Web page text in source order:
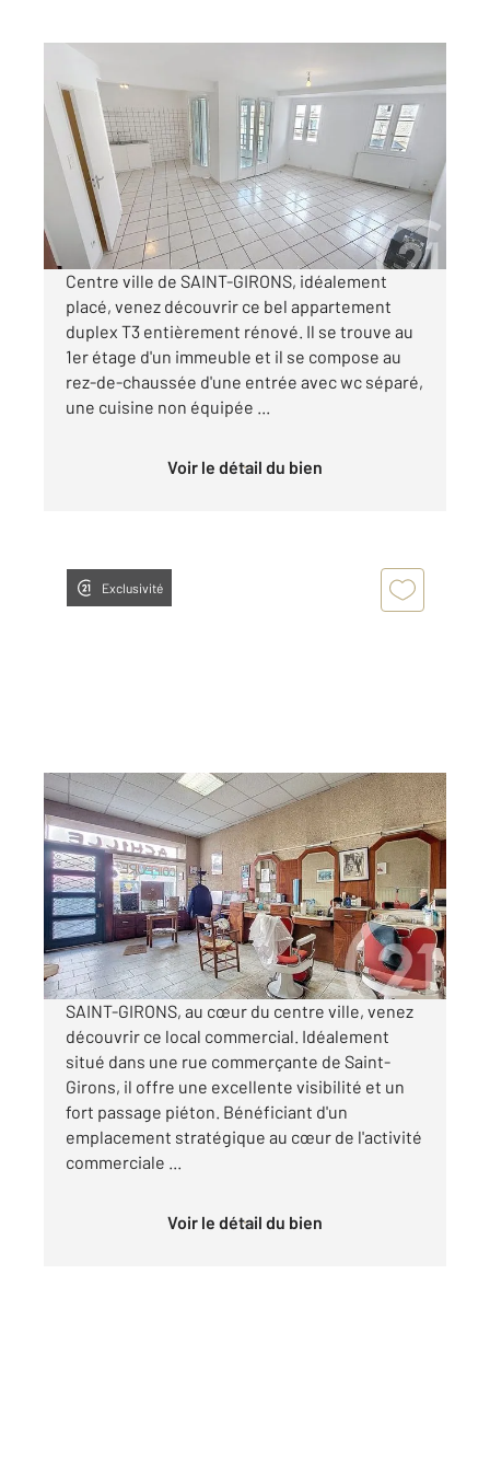
ST GIRONS 09
62,41 m
2, 3 pièces
Ref : 13697
Appartement T3 à louer
656 €
par mois charges comprises
Centre ville de SAINT-GIRONS, idéalement
placé, venez découvrir ce bel appartement
duplex T3 entièrement rénové. Il se trouve au
1er étage d'un immeuble et il se compose au
rez-de-chaussée d'une entrée avec wc séparé,
une cuisine non équipée ...
Voir le détail du bien
Exclusivité
ST GIRONS 09
104,54 m2, 4 pièces
Ref : 13518
Appartement Local à louer
504 €
par mois charges comprises
SAINT-GIRONS, au cœur du centre ville, venez
découvrir ce local commercial. Idéalement
situé dans une rue commerçante de Saint-
Girons, il offre une excellente visibilité et un
fort passage piéton. Bénéficiant d'un
emplacement stratégique au cœur de l'activité
commerciale ...
Voir le détail du bien